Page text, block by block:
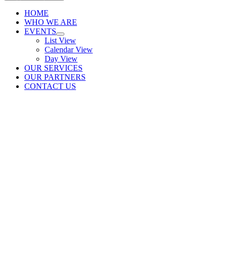
HOME
WHO WE ARE
EVENTS
List View
Calendar View
Day View
OUR SERVICES
OUR PARTNERS
CONTACT US